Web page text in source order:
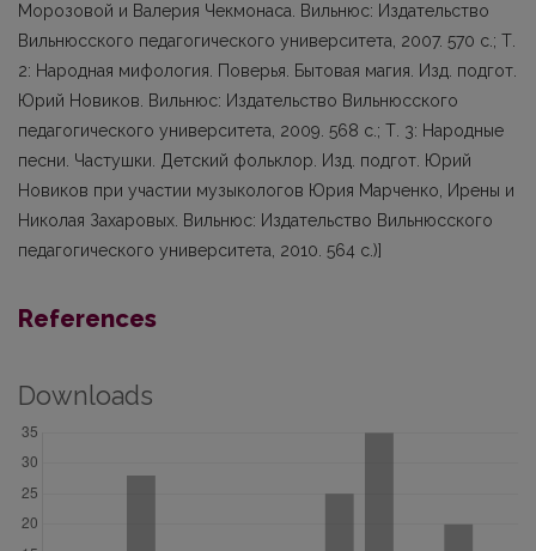
Морозовой и Валерия Чекмонаса. Вильнюс: Издательство
Вильнюсского педагогического университета, 2007. 570 с.; Т.
2: Народная мифология. Поверья. Бытовая магия. Изд. подгот.
Юрий Новиков. Вильнюс: Издательство Вильнюсского
педагогического университета, 2009. 568 с.; Т. 3: Народные
песни. Частушки. Детский фольклор. Изд. подгот. Юрий
Новиков при участии музыкологов Юрия Марченко, Ирены и
Николая Захаровых. Вильнюс: Издательство Вильнюсского
педагогического университета, 2010. 564 с.)]
References
Downloads